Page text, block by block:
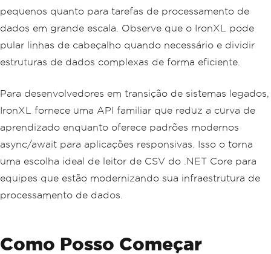
pequenos quanto para tarefas de processamento de
dados em grande escala. Observe que o IronXL pode
pular linhas de cabeçalho quando necessário e dividir
estruturas de dados complexas de forma eficiente.
Para desenvolvedores em transição de sistemas legados,
IronXL fornece uma API familiar que reduz a curva de
aprendizado enquanto oferece padrões modernos
async/await para aplicações responsivas. Isso o torna
uma escolha ideal de leitor de CSV do .NET Core para
equipes que estão modernizando sua infraestrutura de
processamento de dados.
Como Posso Começar